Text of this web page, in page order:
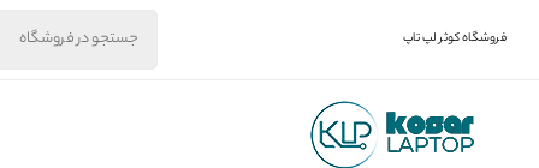
فروشگاه کوثر لپ تاپ